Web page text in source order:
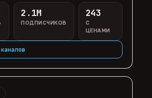
2.1M
ПОДПИСЧИКОВ
243
С
ЦЕНАМИ